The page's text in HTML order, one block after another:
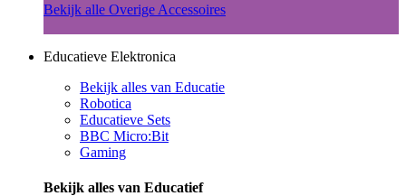
Bekijk alle Overige Accessoires
Educatieve Elektronica
Bekijk alles van Educatie
Robotica
Educatieve Sets
BBC Micro:Bit
Gaming
Bekijk alles van Educatief